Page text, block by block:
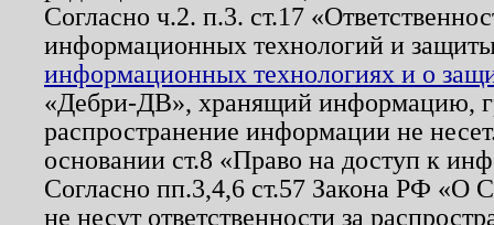
Согласно ч.2. п.3. ст.17
информационных технологий и
информационных технологиях и о
«Дебри-ДВ», хранящий информацию,
распространение информации не
основании ст.8 «Право на доступ к
Согласно пп.3,4,6 ст.57 Закона РФ «О
не несут ответственности за